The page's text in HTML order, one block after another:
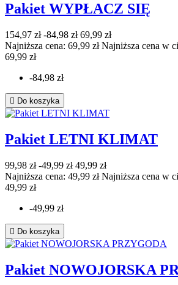
Pakiet WYPŁACZ SIĘ
154,97 zł -84,98 zł 69,99 zł
Najniższa cena: 69,99 złNajniższa cena w
69,99 zł
-84,98 zł
 Do koszyka
Pakiet LETNI KLIMAT
99,98 zł -49,99 zł 49,99 zł
Najniższa cena: 49,99 złNajniższa cena w
49,99 zł
-49,99 zł
 Do koszyka
Pakiet NOWOJORSKA